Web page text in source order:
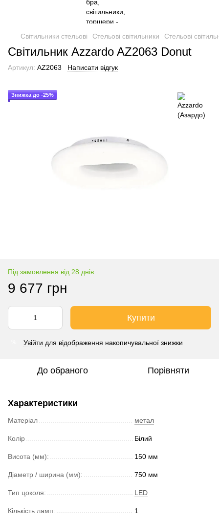
Світильники стельові Стельові світильники Стельові
Світильник Azzardo AZ2063 Donut
Артикул: AZ2063 Написати відгук
Знижка до -25%
Під замовлення від 28 днів
9 677 грн
Купити
Увійти для відображення накопичувальної знижки
До обраного Порівняти
Характеристики
Матеріал метал
Колір Білий
Висота (мм): 150 мм
Діаметр / ширина (мм): 750 мм
Тип цоколя: LED
Кількість ламп: 1